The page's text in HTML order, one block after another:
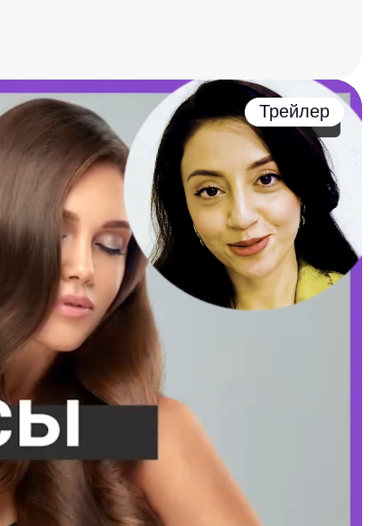
Трейлер